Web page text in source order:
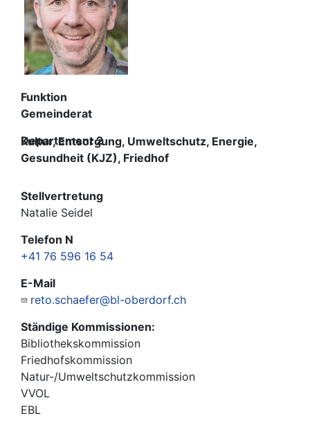
Funktion
Gemeinderat
Departement 2
Kultur, Entsorgung, Umweltschutz, Energie,
Gesundheit (KJZ), Friedhof
Stellvertretung
Natalie Seidel
Telefon N
+41 76 596 16 54
E-Mail
reto.schaefer@bl-oberdorf.ch
Ständige Kommissionen:
Bibliothekskommission
Friedhofskommission
Natur-/Umweltschutzkommission
VVOL
EBL